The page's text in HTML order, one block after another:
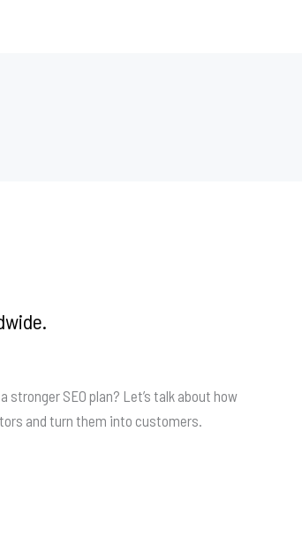
SEO plan? Let’s talk about how
and turn them into customers.